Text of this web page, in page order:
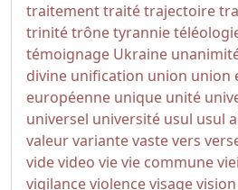
traitementtraitétrajectoire
trinitétrônetyrannie
témoignage Ukraine
divine unification union union
européenne unique unité
universel université usul usul
valeurvariantevastevers
videvideo vievie commune
vigilanceviolencevisagevision